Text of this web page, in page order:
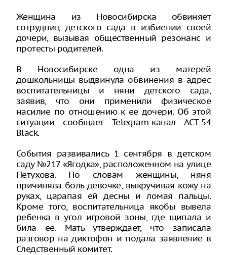
Женщина из Новосибирска обвиняет
сотрудниц детского сада в избиении своей
дочери, вызывая общественный резонанс и
протесты родителей.
В Новосибирске одна из матерей
дошкольницы выдвинула обвинения в адрес
воспитательницы и няни детского сада,
заявив, что они применили физическое
насилие по отношению к ее дочери. Об этой
ситуации сообщает Telegram-канал АСТ-54
Black.
События развивались 1 сентября в детском
саду №217 «Ягодка», расположенном на улице
Петухова. По словам женщины, няня
причиняла боль девочке, выкручивая кожу на
руках, царапая ей десны и ломая пальцы.
Кроме того, воспитательница якобы вывела
ребенка в угол игровой зоны, где щипала и
била ее. Мать утверждает, что записала
разговор на диктофон и подала заявление в
Следственный комитет.